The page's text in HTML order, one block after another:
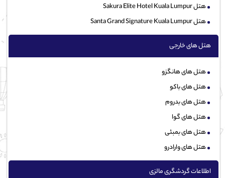
هتل Sakura Elite Hotel Kuala Lumpur
هتل Santa Grand Signature Kuala Lumpur
هتل های خارجی
هتل های هانگزو
هتل های باکو
هتل های بدروم
هتل های گوا
هتل های بمبئی
هتل های وارادرو
اطلاعات گردشگری مالزی